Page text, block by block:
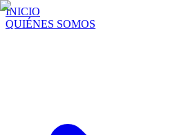
INICIO
QUIÉNES SOMOS